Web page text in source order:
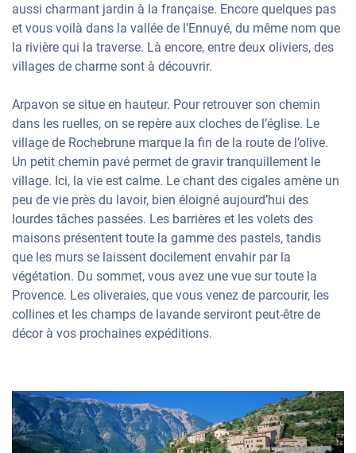
aussi charmant jardin à la française. Encore quelques pas
et vous voilà dans la vallée de l’Ennuyé, du même nom que
la rivière qui la traverse. Là encore, entre deux oliviers, des
villages de charme sont à découvrir.
Arpavon se situe en hauteur. Pour retrouver son chemin
dans les ruelles, on se repère aux cloches de l’église. Le
village de Rochebrune marque la fin de la route de l’olive.
Un petit chemin pavé permet de gravir tranquillement le
village. Ici, la vie est calme. Le chant des cigales amène un
peu de vie près du lavoir, bien éloigné aujourd’hui des
lourdes tâches passées. Les barrières et les volets des
maisons présentent toute la gamme des pastels, tandis
que les murs se laissent docilement envahir par la
végétation. Du sommet, vous avez une vue sur toute la
Provence. Les oliveraies, que vous venez de parcourir, les
collines et les champs de lavande serviront peut-être de
décor à vos prochaines expéditions.